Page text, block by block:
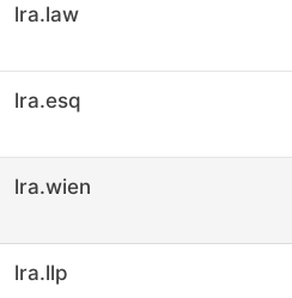
lra.law
lra.esq
lra.wien
lra.llp